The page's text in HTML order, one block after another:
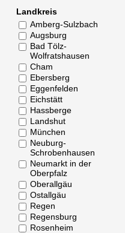
Landkreis
Amberg-Sulzbach
Augsburg
Bad Tölz-
Wolfratshausen
Cham
Ebersberg
Eggenfelden
Eichstätt
Hassberge
Landshut
München
Neuburg-
Schrobenhausen
Neumarkt in der
Oberpfalz
Oberallgäu
Ostallgäu
Regen
Regensburg
Rosenheim